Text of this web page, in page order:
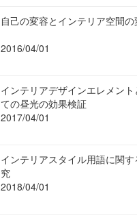
自己の変容とインテリア空間の
2016/04/01
インテリアデザインエレメント
ての昼光の効果検証
2017/04/01
インテリアスタイル用語に関す
究
2018/04/01